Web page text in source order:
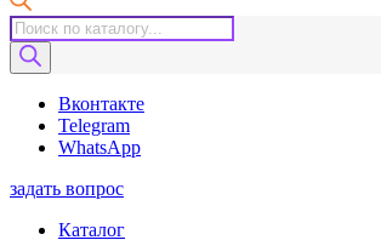
Поиск
товаров
Вконтакте
Telegram
WhatsApp
задать вопрос
Каталог